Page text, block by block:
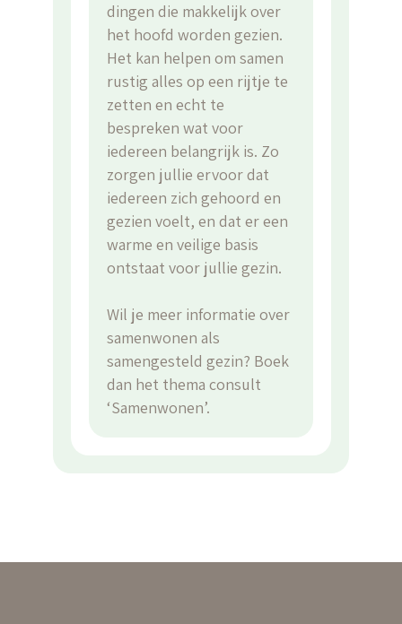
dingen die makkelijk over
het hoofd worden gezien.
Het kan helpen om samen
rustig alles op een rijtje te
zetten en echt te
bespreken wat voor
iedereen belangrijk is. Zo
zorgen jullie ervoor dat
iedereen zich gehoord en
gezien voelt, en dat er een
warme en veilige basis
ontstaat voor jullie gezin.
Wil je meer informatie over
samenwonen als
samengesteld gezin? Boek
dan het thema consult
‘Samenwonen’.